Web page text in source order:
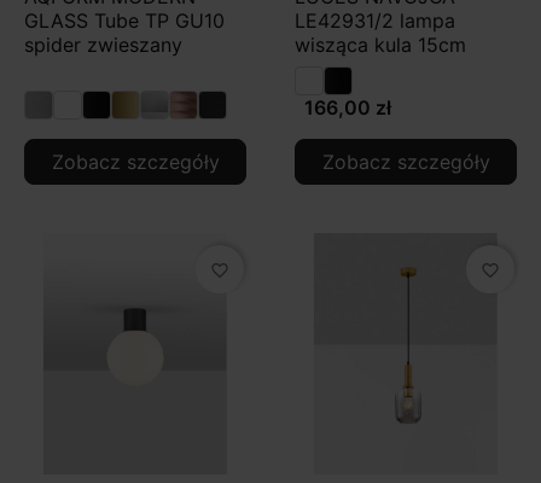
GLASS Tube TP GU10
spider zwieszany
Zobacz szczegóły
LE42931/2 lampa
wisząca kula 15cm
166,00 zł
Zobacz szczegóły
favorite_border favorite_border